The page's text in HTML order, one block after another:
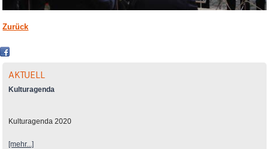
Zurück
AKTUELL
Kulturagenda
Kulturagenda 2020
[mehr...]